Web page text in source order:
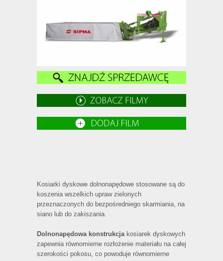
Kosiarki dyskowe dolnonapędowe stosowane są do
koszenia wszelkich upraw zielonych
przeznaczonych do bezpośredniego skarmiania, na
siano lub do zakiszania.
Dolnonapędowa konstrukcja kosiarek dyskowych
zapewnia równomierne rozłożenie materiału na całej
szerokości pokosu, co powoduje równomierne